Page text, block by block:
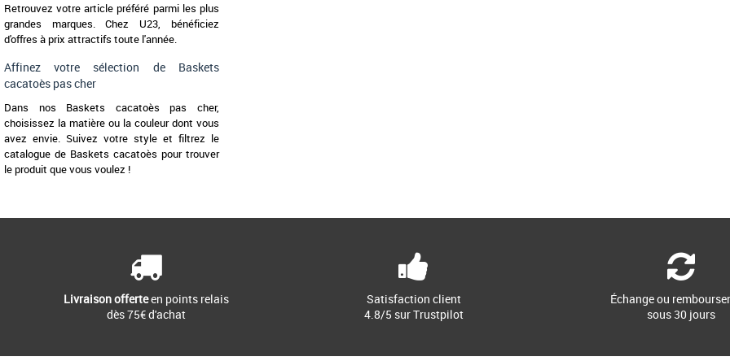
Retrouvez votre article préféré parmi les plus
grandes marques. Chez U23, bénéficiez
d'offres à prix attractifs toute l'année.
Affinez votre sélection de Baskets
cacatoès pas cher
Dans nos Baskets cacatoès pas cher,
choisissez la matière ou la couleur dont vous
avez envie. Suivez votre style et filtrez le
catalogue de Baskets cacatoès pour trouver
le produit que vous voulez !
Livraison offerteen points relais
dès 75€ d'achat
Satisfaction client
4.8/5 sur Trustpilot
Échange ou
sous 30 jours